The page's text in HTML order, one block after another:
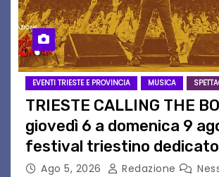
EVENTI TRIESTE E PROVINCIA MUSICA
TRIESTE CALLING THE
giovedì 6 a domenica 9
festival triestino
Springsteen
Ago 5, 2026 Redazione